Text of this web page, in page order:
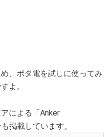
、ポタ電を試しに使ってみ
よ。
による「Anker
掲載しています。